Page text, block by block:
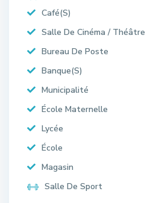
Café(S)
Salle De Cinéma / Théâtre
Bureau De Poste
Banque(S)
Municipalité
École Maternelle
Lycée
École
Magasin
Salle De Sport